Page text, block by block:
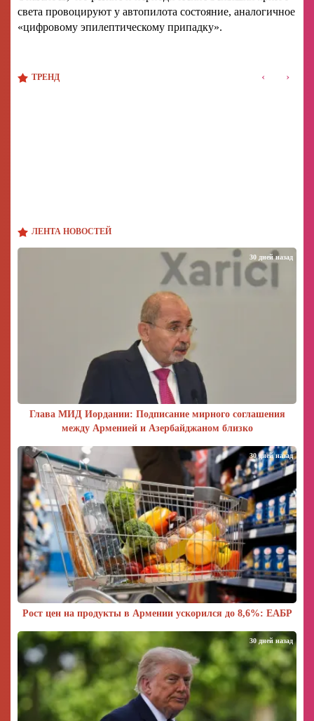
ЛЕНТА НОВОСТЕЙ
Глава МИД Иордании: Подписание мирного соглашения
между Арменией и Азербайджаном близко
30 дней назад
Рост цен на продукты в Армении ускорился до 8,6%: ЕАБР
30 дней назад
30 дней назад
света провоцируют у автопилота состояние, аналогичное
«цифровому эпилептическому припадку».
ТРЕНД ‹ ›